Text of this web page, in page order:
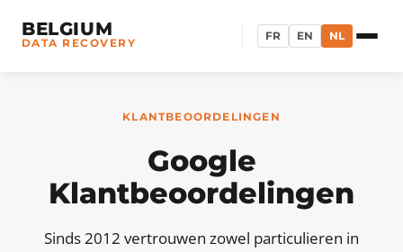
BELGIUM
DATA RECOVERY FR EN NL
KLANTBEOORDELINGEN
Google
Klantbeoordelingen
Sinds 2012 vertrouwen zowel particulieren in